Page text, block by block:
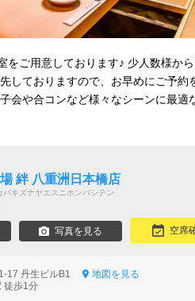
をご用意しております♪ 少人数様か
しておりますので、お早めにご予約
会や合コンなど様々なシーンに最適
絆 八重洲日本橋店
キズナヤエスニホンバシテン
写真を見る 空席
17 丹生ビルB1
地図を見る
徒歩1分